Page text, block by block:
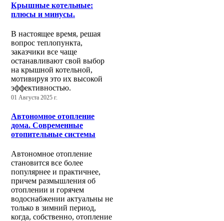
Крышные котельные:
плюсы и минусы.
В настоящее время, решая
вопрос теплопункта,
заказчики все чаще
останавливают свой выбор
на крышной котельной,
мотивируя это их высокой
эффективностью.
01 Августа 2025 г.
Автономное отопление
дома. Современные
отопительные системы
Автономное отопление
становится все более
популярнее и практичнее,
причем размышления об
отоплении и горячем
водоснабжении актуальны не
только в зимний период,
когда, собственно, отопление